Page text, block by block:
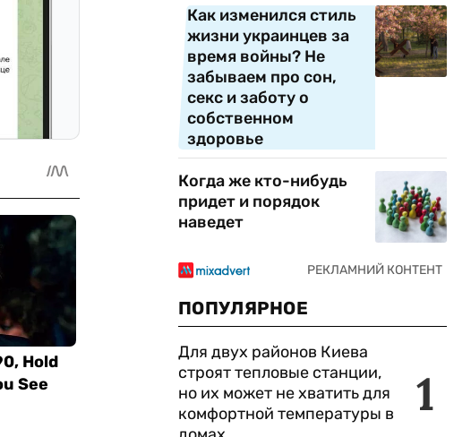
Как изменился стиль
жизни украинцев за
время войны? Не
забываем про сон,
секс и заботу о
собственном
здоровье
Когда же кто-нибудь
придет и порядок
наведет
ПОПУЛЯРНОЕ
1
Для двух районов Киева
строят тепловые станции,
но их может не хватить для
комфортной температуры в